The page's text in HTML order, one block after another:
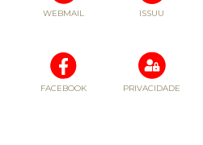
WEBMAIL ISSUU
FACEBOOK PRIVACIDADE